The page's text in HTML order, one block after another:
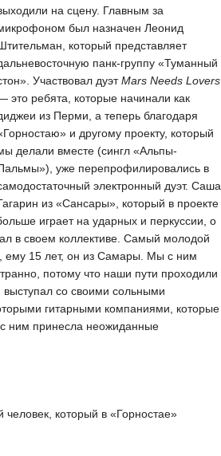
на сцену. Главным за
был назначен Леонид
который представляет
панк-группу «Туманный
Участвовал дуэтMars Needs Lovers
это ребята, которые начинали как
из Перми, а теперь благодаря
и другому проекту, который
делали вместе (сингл «Альпы-
уже перепрофилировались в
электронный дуэт. Саша
из «Сансары», который в проекте
играет на ударных и перкуссии, о
в своем коллективе. Самый молодой
ему 15 лет, он из Самары. Мы с ним
потому что наши пути проходили
со своими сольными
гитарными компаниями, которые
ним принесла неожиданные
который в «Горностае»